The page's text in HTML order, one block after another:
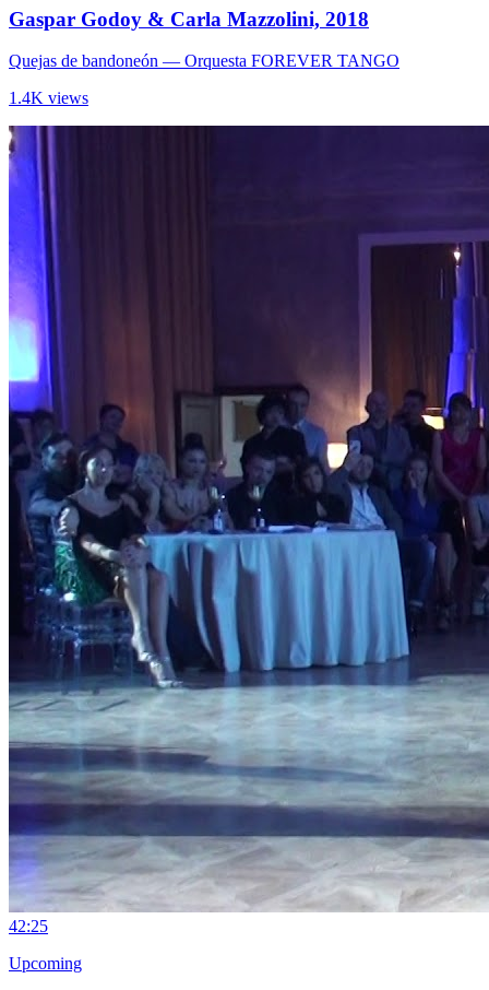
Gaspar Godoy & Carla Mazzolini, 2018
Quejas de bandoneón — Orquesta FOREVER TANGO
1.4K views
42:25
Upcoming